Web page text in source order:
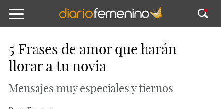
5 Frases de amor que harán
llorar a tu novia
Mensajes muy especiales y tiernos